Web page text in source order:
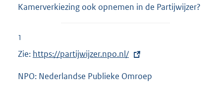
Kamerverkiezing ook opnemen in de Partijwijzer?
1
Zie: E
t
https://partijwijzer.npo.nl/
NPO: Nederlandse Publieke Omroep